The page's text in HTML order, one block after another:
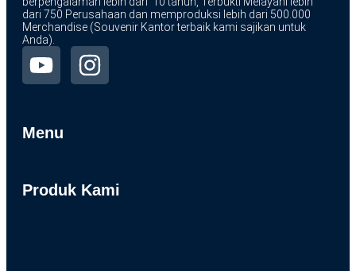
dari 750 Perusahaan dan memproduksi lebih dari 500.000
Merchandise (Souvenir Kantor terbaik kami sajikan untuk
Anda).
Menu
Produk Kami